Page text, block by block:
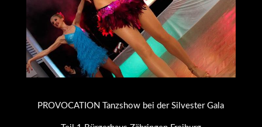
PROVOCATION Tanzshow bei der Silvester Gala